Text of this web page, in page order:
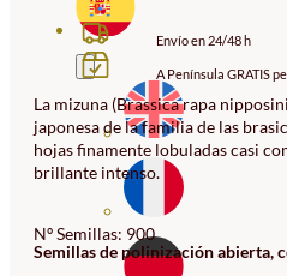
Envío en 24/48 h
A Península GRATIS
La mizuna (Brassica rapa
japonesa de la familia de las
hojas finamente lobuladas casi
brillante intenso.
Nº Semillas: 900
Semillas de polinización abierta,